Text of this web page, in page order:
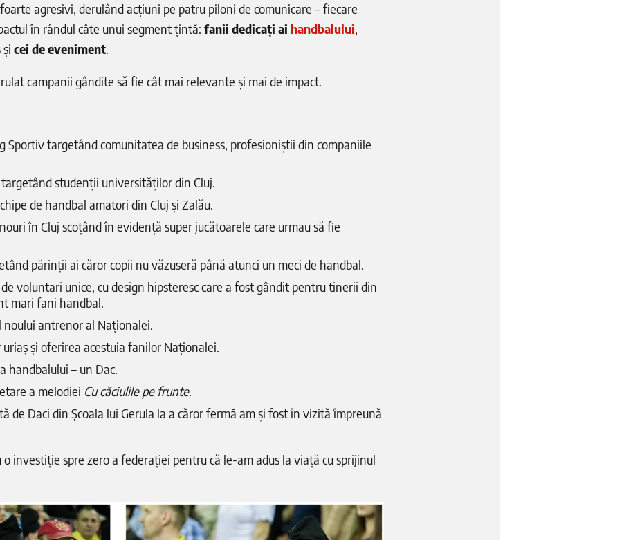
agresivi, derulând acțiuni pe patru piloni de comunicare – fiecare
în rândul câte unui segment țintă: fanii dedicați ai handbalului,
și cei de eveniment.
campanii gândite să fie cât mai relevante și mai de impact.
Sportiv targetând comunitatea de business, profesioniștii din companiile
studenții universităților din Cluj.
de handbal amatori din Cluj și Zalău.
în Cluj scoțând în evidență super jucătoarele care urmau să fie
părinții ai căror copii nu văzuseră până atunci un meci de handbal.
voluntari unice, cu design hipsteresc care a fost gândit pentru tinerii din
mari fani handbal.
noului antrenor al Naționalei.
și oferirea acestuia fanilor Naționalei.
handbalului – un Dac.
a melodiei Cu căciulile pe frunte.
de Daci din Școala lui Gerula la a căror fermă am și fost în vizită împreună
investiție spre zero a federației pentru că le-am adus la viață cu sprijinul